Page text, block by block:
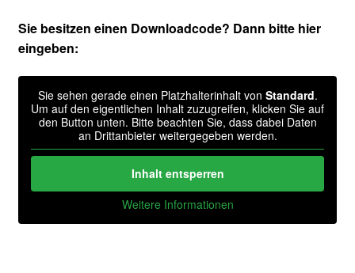
Sie besitzen einen Downloadcode? Dann bitte hier
eingeben:
Sie sehen gerade einen Platzhalterinhalt von Standard.
Um auf den eigentlichen Inhalt zuzugreifen, klicken Sie auf
den Button unten. Bitte beachten Sie, dass dabei Daten
an Drittanbieter weitergegeben werden.
Inhalt entsperren
Weitere Informationen